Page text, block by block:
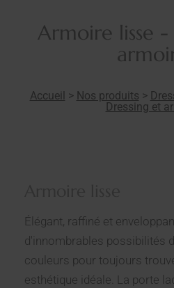
Armoire lisse -
Accueil > Nos produits >
Dressing et
Élégant, raffiné et
d'innombrables possibilités
couleurs pour toujours
esthétique idéale. La porte